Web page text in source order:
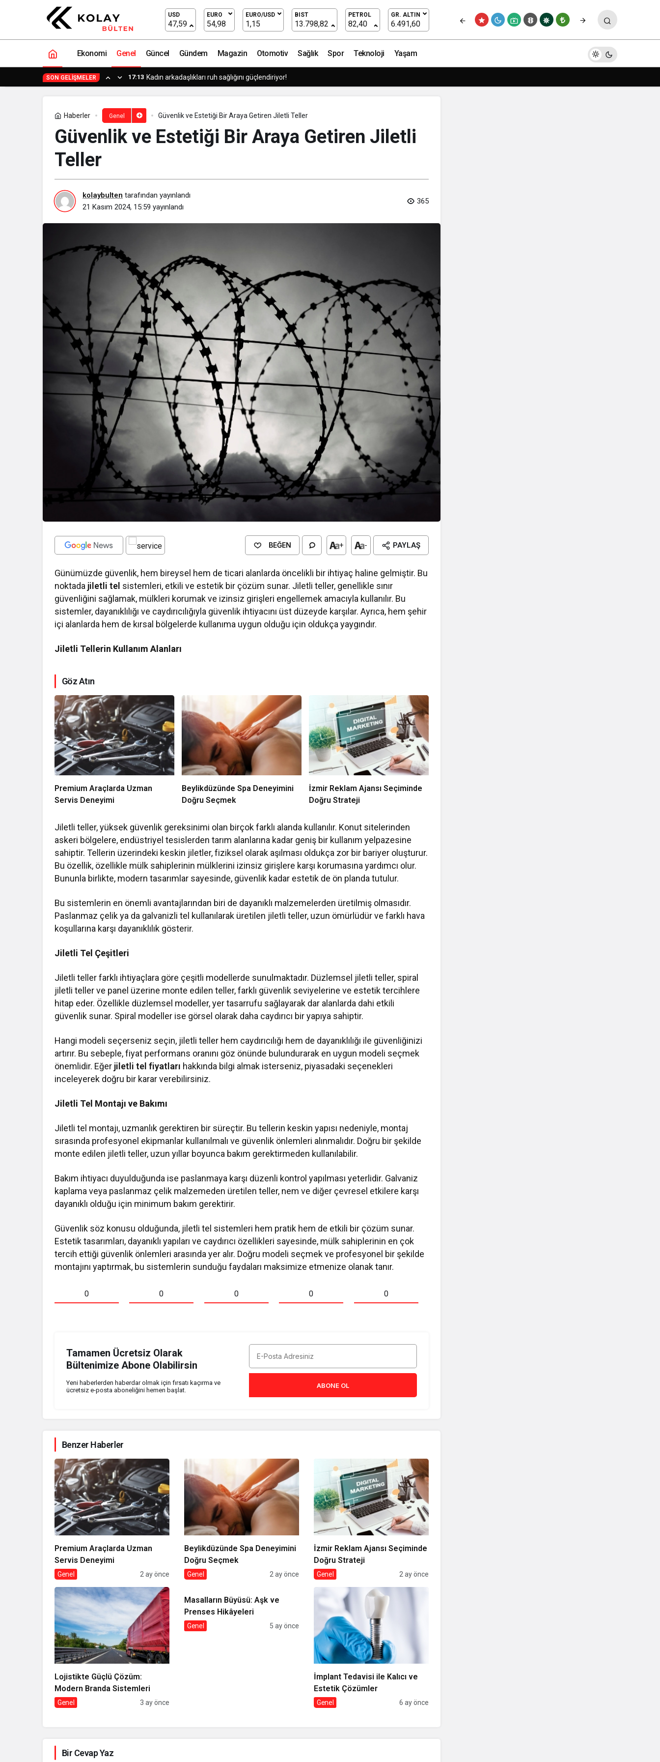
USD
47,59
EURO
54,98
EURO/USD
1,15
BIST
13.798,82
PETROL
82,40
GR. ALTIN
6.491,60
Ekonomi Genel Güncel Gündem Magazin Otomotiv Sağlık Spor Teknoloji Yaşam
SON GELIŞMELER 17:03 Uygulamalar yerini yapay zekaya bırakıyor
Haberler Genel Güvenlik ve Estetiği Bir Araya Getiren Jiletli Teller
Güvenlik ve Estetiği Bir Araya Getiren Jiletli
Teller
kolaybulten tarafından yayınlandı
21 Kasım 2024, 15:59 yayınlandı
365
BEĞEN + - PAYLAŞ
Günümüzde güvenlik, hem bireysel hem de ticari alanlarda öncelikli bir ihtiyaç haline gelmiştir. Bu
noktada jiletli tel sistemleri, etkili ve estetik bir çözüm sunar. Jiletli teller, genellikle sınır
güvenliğini sağlamak, mülkleri korumak ve izinsiz girişleri engellemek amacıyla kullanılır. Bu
sistemler, dayanıklılığı ve caydırıcılığıyla güvenlik ihtiyacını üst düzeyde karşılar. Ayrıca, hem şehir
içi alanlarda hem de kırsal bölgelerde kullanıma uygun olduğu için oldukça yaygındır.
Jiletli Tellerin Kullanım Alanları
Göz Atın
Premium Araçlarda Uzman
Servis Deneyimi
Beylikdüzünde Spa Deneyimini
Doğru Seçmek
İzmir Reklam Ajansı Seçiminde
Doğru Strateji
Jiletli teller, yüksek güvenlik gereksinimi olan birçok farklı alanda kullanılır. Konut sitelerinden
askeri bölgelere, endüstriyel tesislerden tarım alanlarına kadar geniş bir kullanım yelpazesine
sahiptir. Tellerin üzerindeki keskin jiletler, fiziksel olarak aşılması oldukça zor bir bariyer oluşturur.
Bu özellik, özellikle mülk sahiplerinin mülklerini izinsiz girişlere karşı korumasına yardımcı olur.
Bununla birlikte, modern tasarımlar sayesinde, güvenlik kadar estetik de ön planda tutulur.
Bu sistemlerin en önemli avantajlarından biri de dayanıklı malzemelerden üretilmiş olmasıdır.
Paslanmaz çelik ya da galvanizli tel kullanılarak üretilen jiletli teller, uzun ömürlüdür ve farklı hava
koşullarına karşı dayanıklılık gösterir.
Jiletli Tel Çeşitleri
Jiletli teller farklı ihtiyaçlara göre çeşitli modellerde sunulmaktadır. Düzlemsel jiletli teller, spiral
jiletli teller ve panel üzerine monte edilen teller, farklı güvenlik seviyelerine ve estetik tercihlere
hitap eder. Özellikle düzlemsel modeller, yer tasarrufu sağlayarak dar alanlarda dahi etkili
güvenlik sunar. Spiral modeller ise görsel olarak daha caydırıcı bir yapıya sahiptir.
Hangi modeli seçerseniz seçin, jiletli teller hem caydırıcılığı hem de dayanıklılığı ile güvenliğinizi
artırır. Bu sebeple, fiyat performans oranını göz önünde bulundurarak en uygun modeli seçmek
önemlidir. Eğer jiletli tel fiyatları hakkında bilgi almak isterseniz, piyasadaki seçenekleri
inceleyerek doğru bir karar verebilirsiniz.
Jiletli Tel Montajı ve Bakımı
Jiletli tel montajı, uzmanlık gerektiren bir süreçtir. Bu tellerin keskin yapısı nedeniyle, montaj
sırasında profesyonel ekipmanlar kullanılmalı ve güvenlik önlemleri alınmalıdır. Doğru bir şekilde
monte edilen jiletli teller, uzun yıllar boyunca bakım gerektirmeden kullanılabilir.
Bakım ihtiyacı duyulduğunda ise paslanmaya karşı düzenli kontrol yapılması yeterlidir. Galvaniz
kaplama veya paslanmaz çelik malzemeden üretilen teller, nem ve diğer çevresel etkilere karşı
dayanıklı olduğu için minimum bakım gerektirir.
Güvenlik söz konusu olduğunda, jiletli tel sistemleri hem pratik hem de etkili bir çözüm sunar.
Estetik tasarımları, dayanıklı yapıları ve caydırıcı özellikleri sayesinde, mülk sahiplerinin en çok
tercih ettiği güvenlik önlemleri arasında yer alır. Doğru modeli seçmek ve profesyonel bir şekilde
montajını yaptırmak, bu sistemlerin sunduğu faydaları maksimize etmenize olanak tanır.
0 0 0 0 0
Tamamen Ücretsiz Olarak
Bültenimize Abone Olabilirsin
Yeni haberlerden haberdar olmak için fırsatı kaçırma ve
ücretsiz e-posta aboneliğini hemen başlat.
ABONE OL
Benzer Haberler
Premium Araçlarda Uzman
Servis Deneyimi
Genel 2 ay önce
Beylikdüzünde Spa Deneyimini
Doğru Seçmek
Genel 2 ay önce
İzmir Reklam Ajansı Seçiminde
Doğru Strateji
Genel 2 ay önce
Lojistikte Güçlü Çözüm:
Modern Branda Sistemleri
Genel 3 ay önce
Masalların Büyüsü: Aşk ve
Prenses Hikâyeleri
Genel 5 ay önce
İmplant Tedavisi ile Kalıcı ve
Estetik Çözümler
Genel 6 ay önce
Bir Cevap Yaz
iPhone ve iMac Teknik Servis Çözümleri: Anakart Tamiri, Batarya Değişimi ve Yükseltmeler Yorum Yap Paylaş